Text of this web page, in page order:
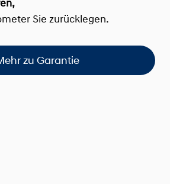
Sie zurücklegen.
zu Garantie